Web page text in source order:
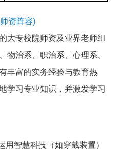
资阵容)
大专校院师资及业界老师组
物治系、职治系、心理系、
丰富的实务经验与教育热
学习专业知识，并激发学习
用智慧科技（如穿戴装置）